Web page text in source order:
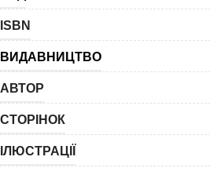
ISBN
ВИДАВНИЦТВО
АВТОР
СТОРІНОК
ІЛЮСТРАЦІЇ